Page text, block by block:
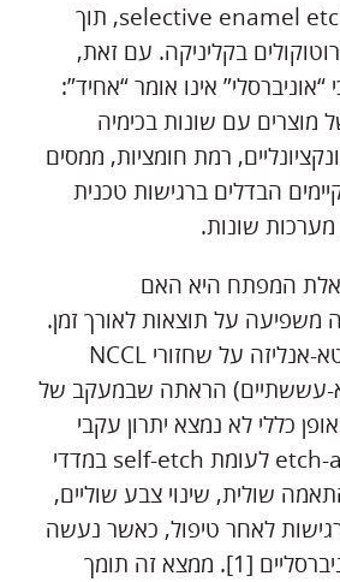
(total-etch) או selective enamel etch, תוך
בקליניקה. עם זאת,
אינו אומר “אחיד”:
עם שונות בכימיה
רמת חומציות, ממסים
הבדלים ברגישות טכנית
מערכות שונות.
המפתח היא האם
משפיעה על תוצאות לאורך זמן.
סקירה שיטתית ומטא-אנליזה על שחזורי NCCL
לא-עששתיים) הראתה שבמעקב של
באופן כללי לא נמצא יתרון עקבי
וברור ל-etch-and-rinse לעומת self-etch במדדי
שולית, שינוי צבע שוליים,
לאחר טיפול, כאשר נעשה
שימוש בדבקים אוניברסליים [1]. ממצא זה תומך